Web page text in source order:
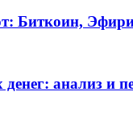
Биткоин,
анализ и